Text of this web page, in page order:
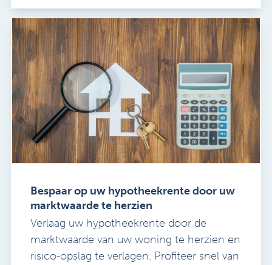
Bespaar op uw hypotheekrente door uw
marktwaarde te herzien
Verlaag uw hypotheekrente door de
marktwaarde van uw woning te herzien en
risico-opslag te verlagen. Profiteer snel van